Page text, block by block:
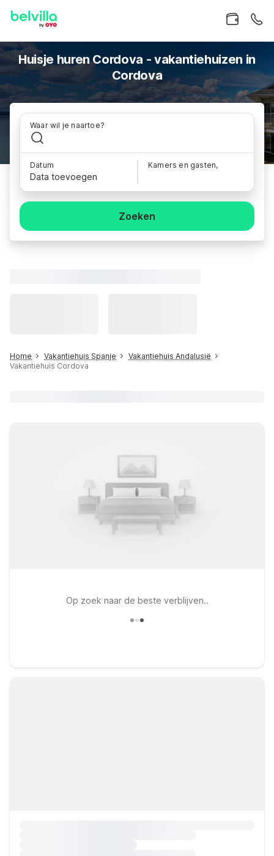
Huisje huren Cordova - vakantiehuizen in
Cordova
Waar wil je naartoe?
Datum
Data toevoegen
Kamers en gasten,
Zoeken
Home Vakantiehuis Spanje
Vakantiehuis Andalusië
Vakantiehuis Cordova
Op zoek naar de beste verblijven..